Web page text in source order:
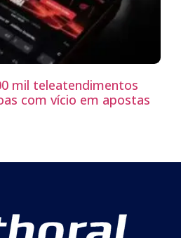
mil teleatendimentos
com vício em apostas